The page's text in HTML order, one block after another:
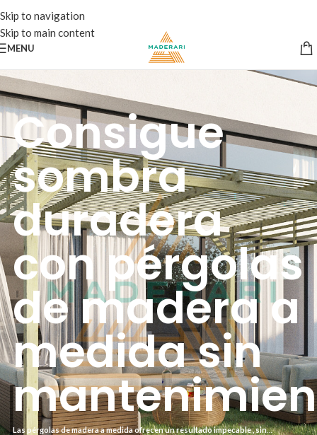
Skip to navigation
Skip to main content
MENU
Consigue
sombra
duradera
con pérgolas
de madera a
medida sin
Las pérgolas de madera a medida ofrecen un resultado impecable , sin